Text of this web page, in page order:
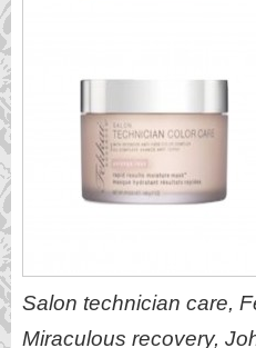
Salon technician care,
Miraculous recovery,